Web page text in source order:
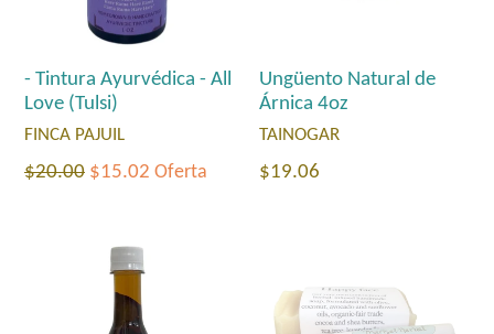
- Tintura Ayurvédica - All
Love (Tulsi)
FINCA PAJUIL
Precio
$20.00 $15.02 Oferta
Ungüento Natural de
Árnica 4oz
TAINOGAR
Precio
$19.06